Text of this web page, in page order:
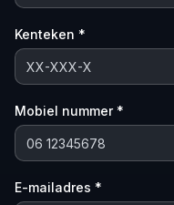
Kenteken *
Mobiel nummer *
E-mailadres *